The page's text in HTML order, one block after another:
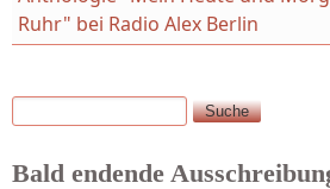
Ruhr" bei Radio Alex Berlin
Suchformular
Suche
Bald endende